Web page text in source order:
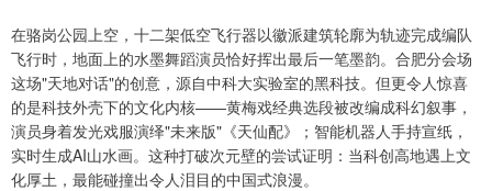
在骆岗公园上空，十二架低空飞行器以徽派建筑轮廓为轨迹完成编队
飞行时，地面上的水墨舞蹈演员恰好挥出最后一笔墨韵。合肥分会场
这场"天地对话"的创意，源自中科大实验室的黑科技。但更令人惊喜
的是科技外壳下的文化内核——黄梅戏经典选段被改编成科幻叙事，
演员身着发光戏服演绎"未来版"《天仙配》；智能机器人手持宣纸，
实时生成AI山水画。这种打破次元壁的尝试证明：当科创高地遇上文
化厚土，最能碰撞出令人泪目的中国式浪漫。